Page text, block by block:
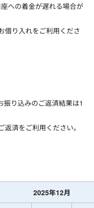
への着金が遅れる場合が
借り入れをご利用くださ
り込みのご返済結果は1
済をご利用ください。
2025年12月